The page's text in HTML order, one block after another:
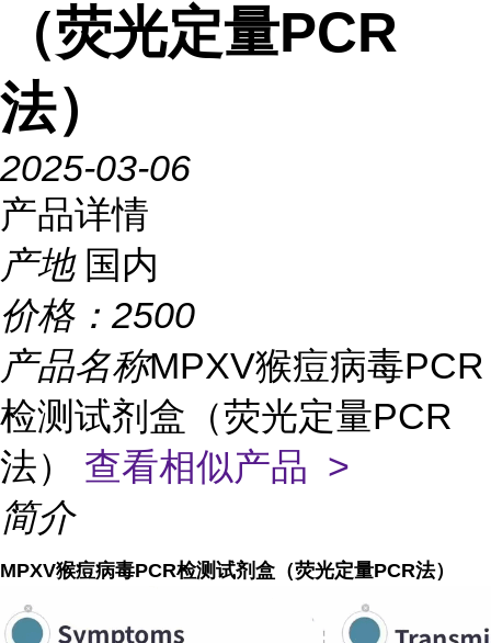
（荧光定量PCR
法）
2025-03-06
产品详情
产地 国内
价格： 2500
产品名称MPXV猴痘病毒PCR
检测试剂盒（荧光定量PCR
法） 查看相似产品 >
简介
MPXV猴痘病毒PCR检测试剂盒（荧光定量PCR法）